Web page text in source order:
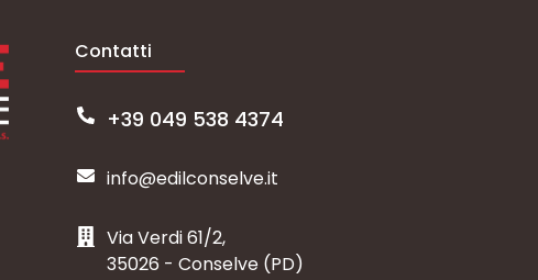
Contatti
+39 049 538 4374
info@edilconselve.it
Via Verdi 61/2,
35026 - Conselve (PD)